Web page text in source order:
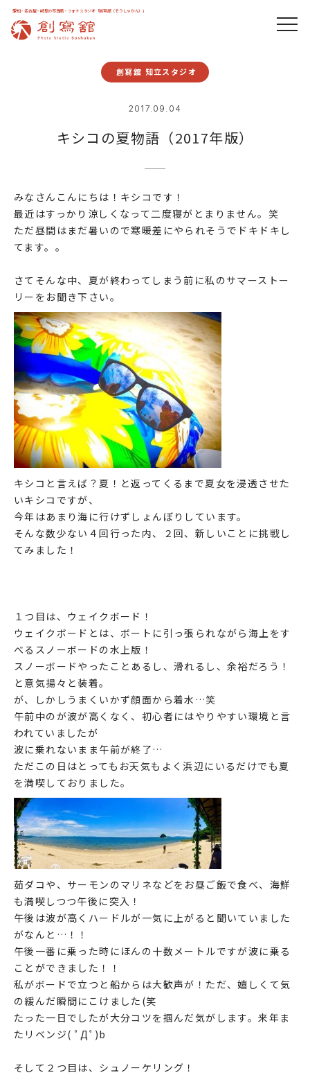
愛知・名古屋・岐阜の写真館・フォトスタジオ「創寫舘（そうしゃかん）」
創寫舘 知立スタジオ
2017.09.04
キシコの夏物語（2017年版）
みなさんこんにちは！キシコです！
最近はすっかり涼しくなって二度寝がとまりません。笑
ただ昼間はまだ暑いので寒暖差にやられそうでドキドキし
てます。。
さてそんな中、夏が終わってしまう前に私のサマーストー
リーをお聞き下さい。
キシコと言えば？夏！と返ってくるまで夏女を浸透させた
いキシコですが、
今年はあまり海に行けずしょんぼりしています。
そんな数少ない４回行った内、２回、新しいことに挑戦し
てみました！
１つ目は、ウェイクボード！
ウェイクボードとは、ボートに引っ張られながら海上をす
べるスノーボードの水上版！
スノーボードやったことあるし、滑れるし、余裕だろう！
と意気揚々と装着。
が、しかしうまくいかず顔面から着水…笑
午前中のが波が高くなく、初心者にはやりやすい環境と言
われていましたが
波に乗れないまま午前が終了…
ただこの日はとってもお天気もよく浜辺にいるだけでも夏
を満喫しておりました。
茹ダコや、サーモンのマリネなどをお昼ご飯で食べ、海鮮
も満喫しつつ午後に突入！
午後は波が高くハードルが一気に上がると聞いていました
がなんと…！！
午後一番に乗った時にほんの十数メートルですが波に乗る
ことができました！！
私がボードで立つと船からは大歓声が！ただ、嬉しくて気
の緩んだ瞬間にこけました(笑
たった一日でしたが大分コツを掴んだ気がします。来年ま
たリベンジ( ﾟДﾟ)b
そして２つ目は、シュノーケリング！